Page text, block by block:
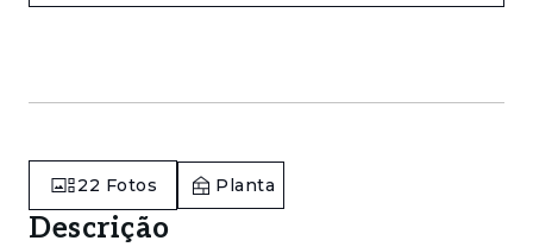
22 Fotos Planta
Descrição